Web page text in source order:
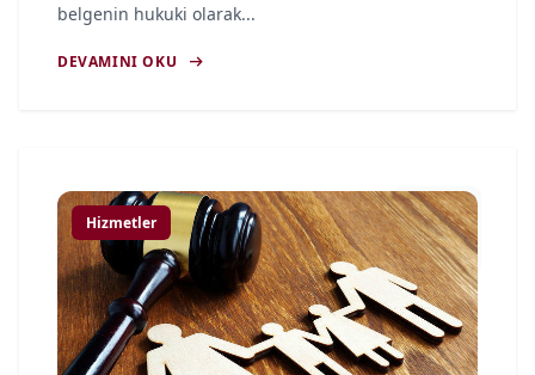
belgenin hukuki olarak...
DEVAMINI OKU arrow_right_alt
article
Hizmetler